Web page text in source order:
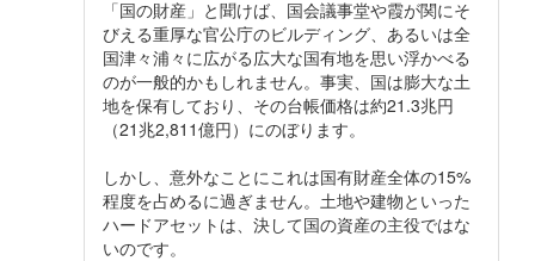
「国の財産」と聞けば、国会議事堂や霞が関にそ
びえる重厚な官公庁のビルディング、あるいは全
国津々浦々に広がる広大な国有地を思い浮かべる
のが一般的かもしれません。事実、国は膨大な土
地を保有しており、その台帳価格は約21.3兆円
（21兆2,811億円）にのぼります。
しかし、意外なことにこれは国有財産全体の15%
程度を占めるに過ぎません。土地や建物といった
ハードアセットは、決して国の資産の主役ではな
いのです。